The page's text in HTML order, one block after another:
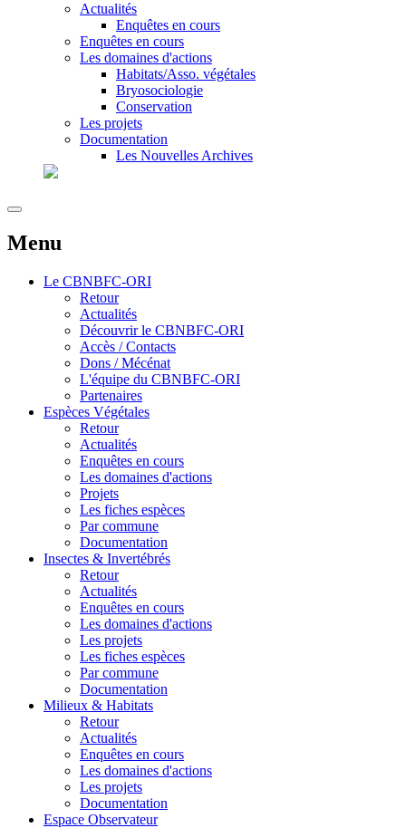
Actualités
Enquêtes en cours
Enquêtes en cours
Les domaines d'actions
Habitats/Asso. végétales
Bryosociologie
Conservation
Les projets
Documentation
Les Nouvelles Archives
Menu
Le CBNBFC-ORI
Retour
Actualités
Découvrir le CBNBFC-ORI
Accès / Contacts
Dons / Mécénat
L'équipe du CBNBFC-ORI
Partenaires
Espèces Végétales
Retour
Actualités
Enquêtes en cours
Les domaines d'actions
Projets
Les fiches espèces
Par commune
Documentation
Insectes & Invertébrés
Retour
Actualités
Enquêtes en cours
Les domaines d'actions
Les projets
Les fiches espèces
Par commune
Documentation
Milieux & Habitats
Retour
Actualités
Enquêtes en cours
Les domaines d'actions
Les projets
Documentation
Espace Observateur